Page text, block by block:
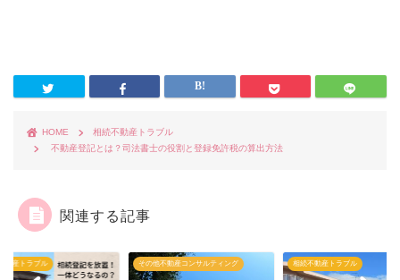
HOME
相続不動産トラブル
不動産登記とは？司法書士の役割と登録免許税の算出方法
関連する記事
動産トラブル その他不動産コンサルティング 相続不動産トラブル